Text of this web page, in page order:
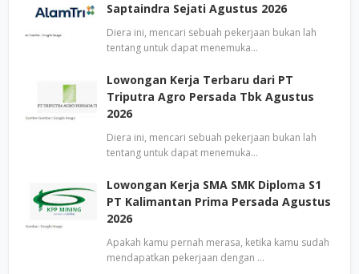
Saptaindra Sejati Agustus 2026
Diera ini, mencari sebuah pekerjaan bukan lah
tentang untuk dapat menemuka…
Lowongan Kerja Terbaru dari PT
Triputra Agro Persada Tbk Agustus
2026
Diera ini, mencari sebuah pekerjaan bukan lah
tentang untuk dapat menemuka…
Lowongan Kerja SMA SMK Diploma S1
PT Kalimantan Prima Persada Agustus
2026
Apakah kamu pernah merasa, ketika kamu sudah
mendapatkan pekerjaan dengan …